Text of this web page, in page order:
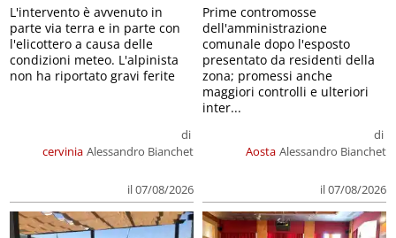
cervinia
di
Alessandro Bianchet
il 07/08/2026
L'intervento è avvenuto in
parte via terra e in parte con
l'elicottero a causa delle
condizioni meteo. L'alpinista
non ha riportato gravi ferite
Aosta
di
Alessandro Bianchet
il 07/08/2026
Prime contromosse
dell'amministrazione
comunale dopo l'esposto
presentato da residenti della
zona; promessi anche
maggiori controlli e ulteriori
inter...